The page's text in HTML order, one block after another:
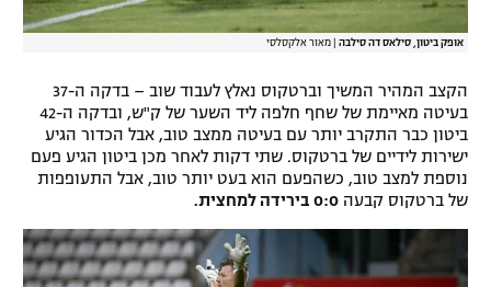
אופק ביטון, סילאס דה סילבה מאור אלקסלסי
הקצב המהיר המשיך וברטקוס נאלץ לעבוד שוב – בדקה ה-37
בעיטה מאיימת של שחף חלפה ליד השער של ק"ש, ובדקה ה-42
ביטון כבר התקרב יותר עם בעיטה ממצב טוב, אבל הכדור הגיע
ישירות לידיים של ברטקוס. שתי דקות לאחר מכן ביטון הגיע פעם
נוספת למצב טוב, כשהפעם הוא בעט יותר טוב, אבל התעופפות
של ברטקוס קבעה 0:0 בירידה למחצית.